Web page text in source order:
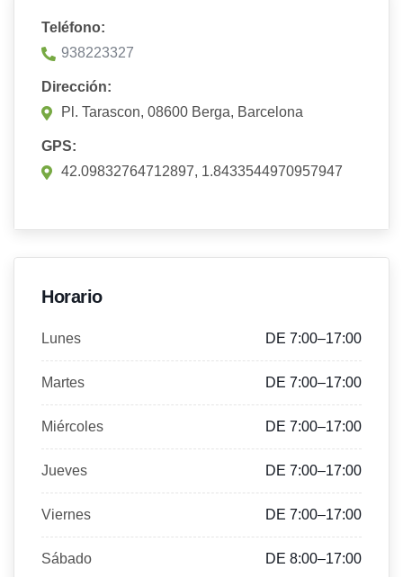
Teléfono:
938223327
Dirección:
Pl. Tarascon, 08600 Berga, Barcelona
GPS:
42.09832764712897, 1.8433544970957947
Horario
Lunes DE 7:00–17:00
Martes DE 7:00–17:00
Miércoles DE 7:00–17:00
Jueves DE 7:00–17:00
Viernes DE 7:00–17:00
Sábado DE 8:00–17:00